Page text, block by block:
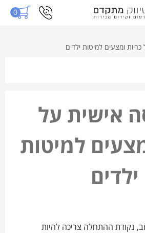
0
ומצעים למיטות ילדים
אישית על
למיטות
ילדים
נקודת ההתחלה צריכה להיות